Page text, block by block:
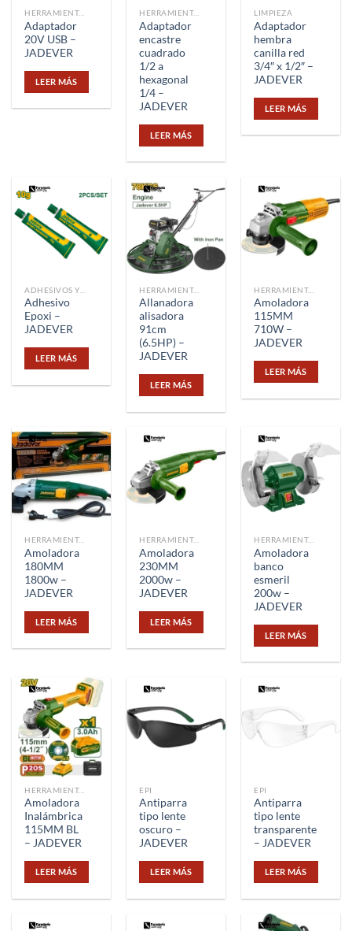
HERRAMIENTAS
Adaptador
20V USB –
JADEVER
LEER MÁS
HERRAMIENTAS
Adaptador
encastre
cuadrado
1/2 a
hexagonal
1/4 –
JADEVER
LEER MÁS
LIMPIEZA
Adaptador
hembra
canilla red
3/4″ x 1/2″ –
JADEVER
LEER MÁS
Adhesivo
Epoxi –
JADEVER
LEER MÁS
HERRAMIENTAS
Allanadora
alisadora
91cm
(6.5HP) –
JADEVER
LEER MÁS
HERRAMIENTAS
Amoladora
115MM
710W –
JADEVER
LEER MÁS
HERRAMIENTAS
Amoladora
180MM
1800w –
JADEVER
LEER MÁS
HERRAMIENTAS
Amoladora
230MM
2000w –
JADEVER
LEER MÁS
HERRAMIENTAS
Amoladora
banco
esmeril
200w –
JADEVER
LEER MÁS
HERRAMIENTAS
Amoladora
Inalámbrica
115MM BL
– JADEVER
LEER MÁS
EPI
Antiparra
tipo lente
oscuro –
JADEVER
LEER MÁS
EPI
Antiparra
tipo lente
transparente
– JADEVER
LEER MÁS